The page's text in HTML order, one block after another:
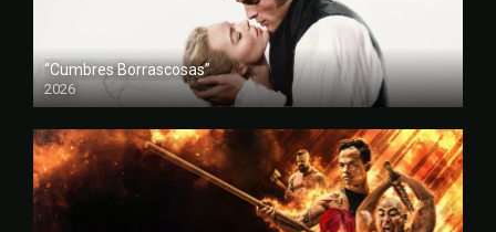
“Cumbres Borrascosas”
2026
FULL HD